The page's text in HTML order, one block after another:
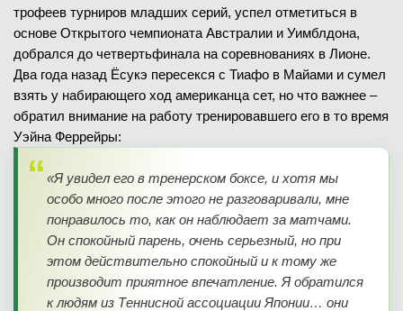
трофеев турниров младших серий, успел отметиться в
основе Открытого чемпионата Австралии и Уимблдона,
добрался до четвертьфинала на соревнованиях в Лионе.
Два года назад Ёсукэ пересекся с Тиафо в Майами и сумел
взять у набирающего ход американца сет, но что важнее –
обратил внимание на работу тренировавшего его в то время
Уэйна Феррейры:
«Я увидел его в тренерском боксе, и хотя мы
особо много после этого не разговаривали, мне
понравилось то, как он наблюдает за матчами.
Он спокойный парень, очень серьезный, но при
этом действительно спокойный и к тому же
производит приятное впечатление. Я обратился
к людям из Теннисной ассоциации Японии… они